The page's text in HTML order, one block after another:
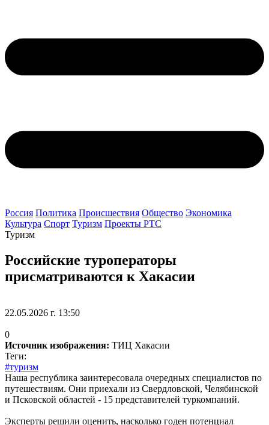
Россия Политика Происшествия Общество Экономика
Культура Спорт Туризм Проекты РТС
Туризм
Российские туроператоры
присматриваются к Хакасии
22.05.2026 г. 13:50
0
Источник изображения: ТИЦ Хакасии
Теги:
#туризм
Наша республика заинтересовала очередных специалистов по
путешествиям. Они приехали из Свердловской, Челябинской
и Псковской областей - 15 представителей туркомпаний.
Эксперты решили оценить, насколько годен потенциал